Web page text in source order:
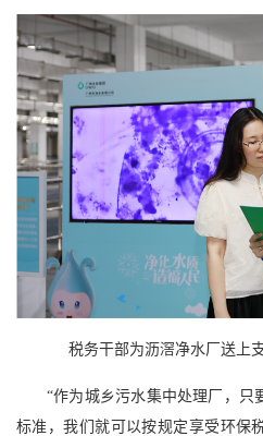
税务干部为沥滘净水厂送上
“作为城乡污水集中处理厂，只
标准，我们就可以按规定享受环保